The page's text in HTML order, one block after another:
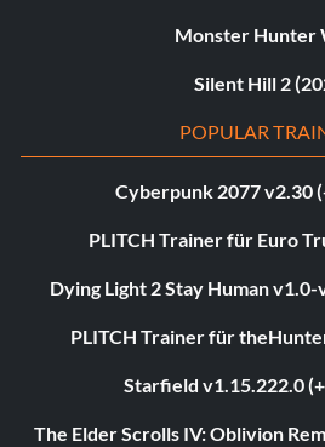
Monster Hunter
Silent Hill 2
POPULAR
Cyberpunk 2077 v2.30
PLITCH Trainer für Euro
Dying Light 2 Stay Human
PLITCH Trainer für
Starfield v1.15.222.0
The Elder Scrolls IV: Oblivion